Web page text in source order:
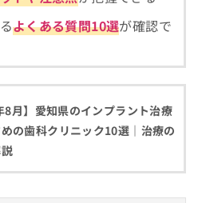
よくある質問10選が確認で
8月】愛知県のインプラント治療
の歯科クリニック10選｜治療の